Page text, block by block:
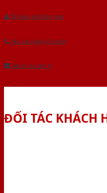
Tải báo giá tổng hợp
Yêu cầu gọi lại (3 phút)
Dành cho đại lý
ĐỐI TÁC KHÁCH